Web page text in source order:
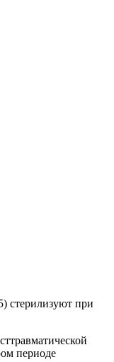
стерилизуют при
периоде